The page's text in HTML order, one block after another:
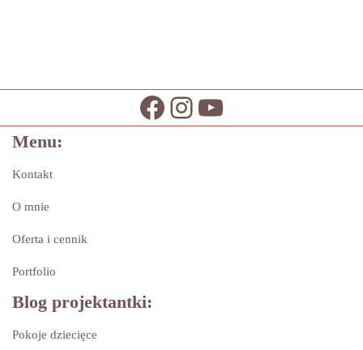
Menu:
Kontakt
O mnie
Oferta i cennik
Portfolio
Blog projektantki:
Pokoje dziecięce